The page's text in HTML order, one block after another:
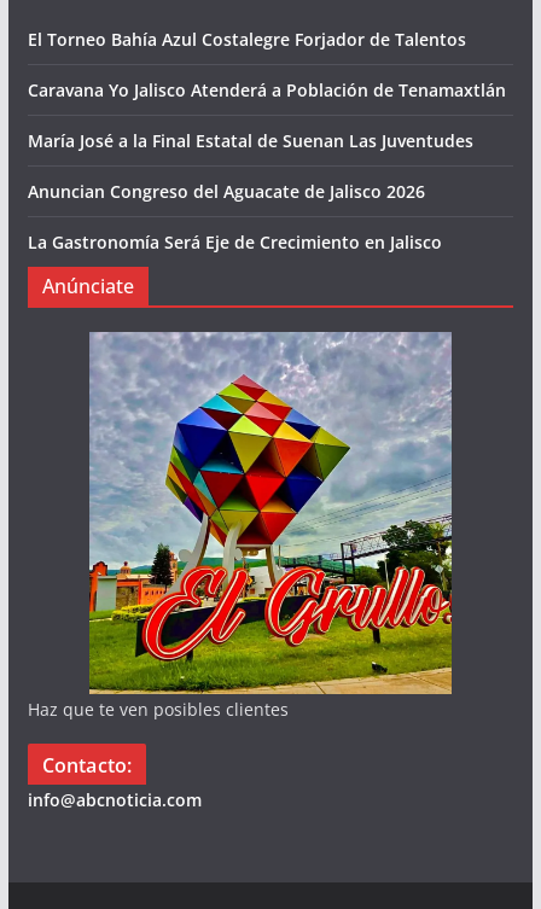
El Torneo Bahía Azul Costalegre Forjador de Talentos
Caravana Yo Jalisco Atenderá a Población de Tenamaxtlán
María José a la Final Estatal de Suenan Las Juventudes
Anuncian Congreso del Aguacate de Jalisco 2026
La Gastronomía Será Eje de Crecimiento en Jalisco
Anúnciate
Haz que te ven posibles clientes
Contacto:
info@abcnoticia.com